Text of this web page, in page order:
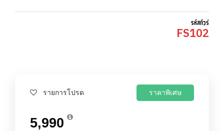
รหัสทัวร์
FS102
รายการโปรด ราคาพิเศษ
5,990